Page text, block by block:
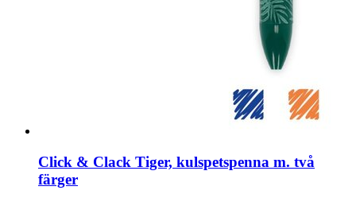
Click & Clack Tiger, kulspetspenna m. två
färger